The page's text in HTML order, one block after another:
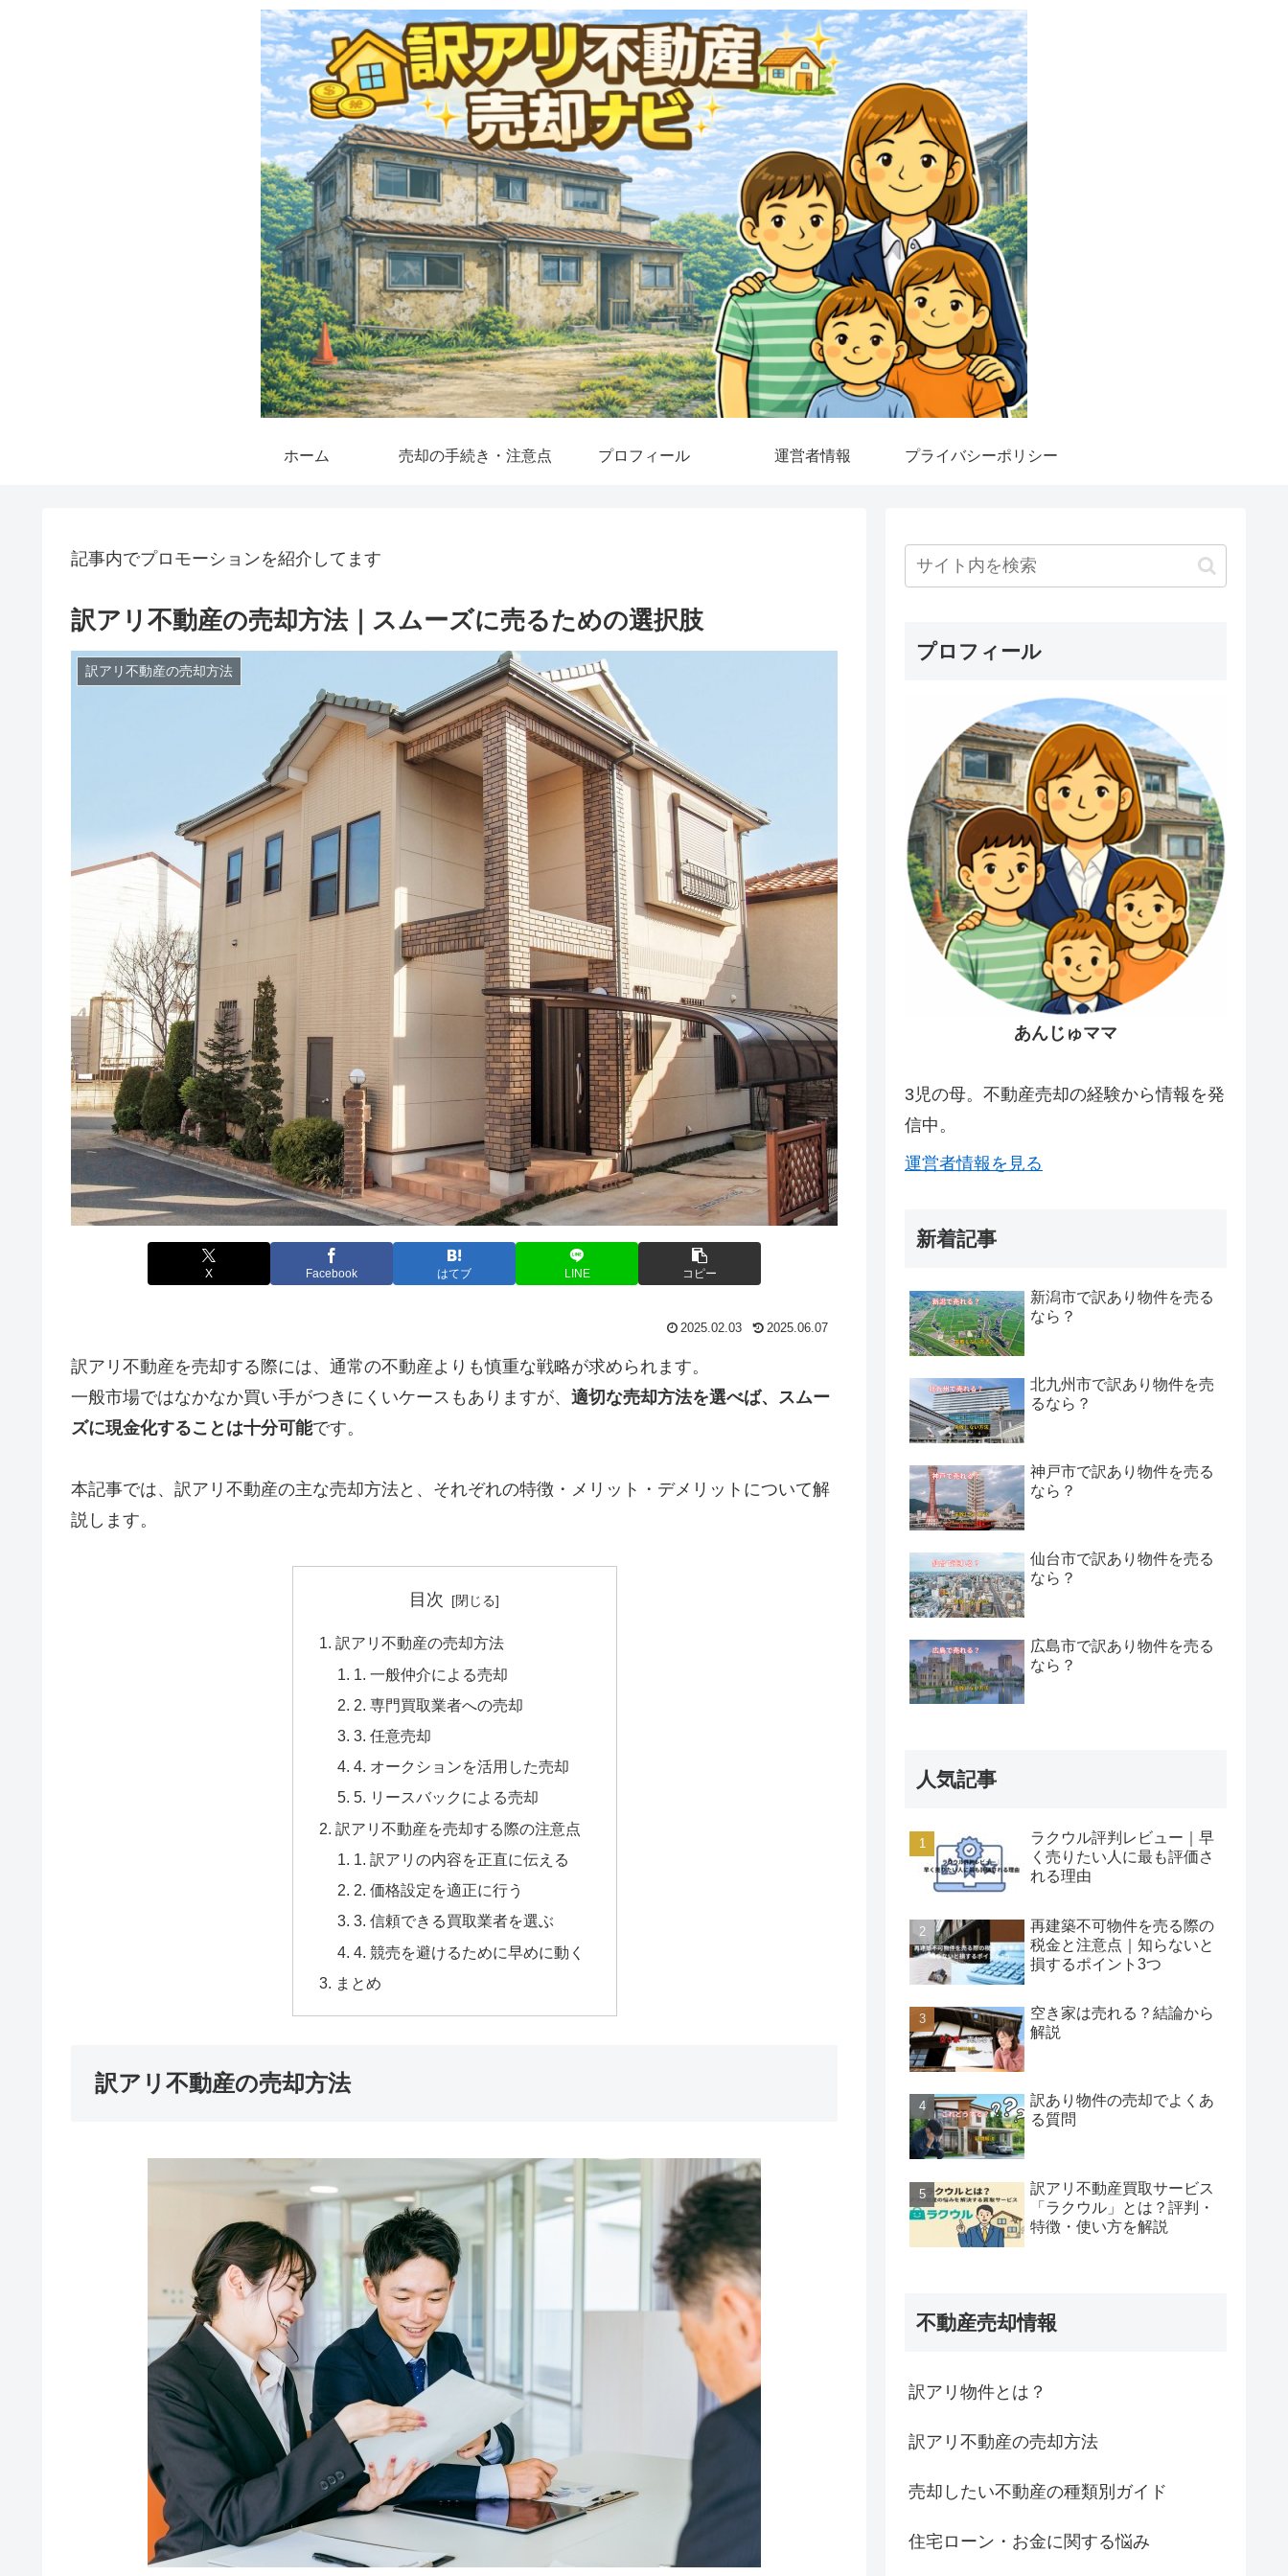
ホーム 売却の手続き・注意点 プロフィール 運営者情報 プライバシーポリシー
記事内でプロモーションを紹介してます
訳アリ不動産の売却方法｜スムーズに売るための選択肢
訳アリ不動産の売却方法
X Facebook はてブ LINE コピー
2025.02.03 2025.06.07
訳アリ不動産を売却する際には、通常の不動産よりも慎重な戦略が求められます。
一般市場ではなかなか買い手がつきにくいケースもありますが、 適切な売却方法を選べば、スムー
ズに現金化することは十分可能です。
本記事では、訳アリ不動産の主な売却方法と、それぞれの特徴・メリット・デメリットについて解
説します。
目次
訳アリ不動産の売却方法
1. 一般仲介による売却
2. 専門買取業者への売却
3. 任意売却
4. オークションを活用した売却
5. リースバックによる売却
訳アリ不動産を売却する際の注意点
1. 訳アリの内容を正直に伝える
2. 価格設定を適正に行う
3. 信頼できる買取業者を選ぶ
4. 競売を避けるために早めに動く
まとめ
訳アリ不動産の売却方法
プロフィール
あんじゅママ
3児の母。不動産売却の経験から情報を発
信中。
運営者情報を見る
新着記事
新潟市で訳あり物件を売る
なら？
北九州市で訳あり物件を売
るなら？
神戸市で訳あり物件を売る
なら？
仙台市で訳あり物件を売る
なら？
広島市で訳あり物件を売る
なら？
人気記事
ラクウル評判レビュー｜早
く売りたい人に最も評価さ
れる理由
再建築不可物件を売る際の
税金と注意点｜知らないと
損するポイント3つ
空き家は売れる？結論から
解説
訳あり物件の売却でよくあ
る質問
訳アリ不動産買取サービス
「ラクウル」とは？評判・
特徴・使い方を解説
不動産売却情報
訳アリ物件とは？
訳アリ不動産の売却方法
売却したい不動産の種類別ガイド
住宅ローン・お金に関する悩み